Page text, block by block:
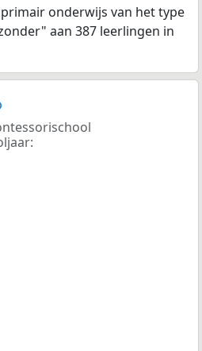
onderwijs van het type
aan 387 leerlingen in